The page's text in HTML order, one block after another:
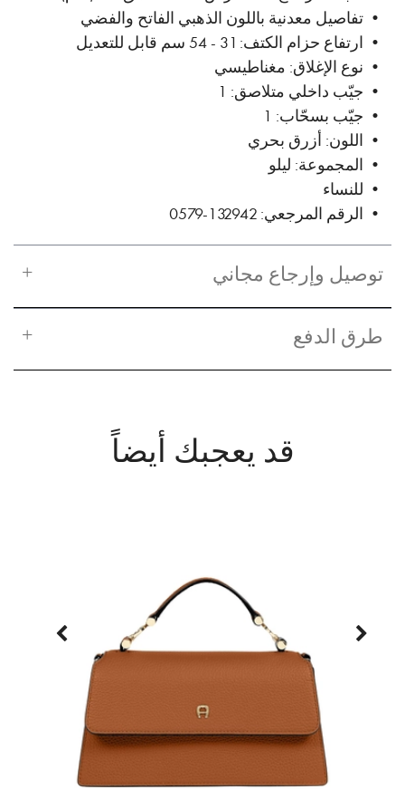
• تفاصيل معدنية باللون الذهبي الفاتح والفضي
• ارتفاع حزام الكتف: 31 - 54 سم قابل للتعديل
• نوع الإغلاق: مغناطيسي
• جيّب داخلي متلاصق: 1
• جيّب بسحّاب: 1
• اللون: أزرق بحري
• المجموعة: ليلو
• للنساء
• الرقم المرجعي: 132942-0579
توصيل وإرجاع مجاني
طرق الدفع
قد يعجبك أيضاً